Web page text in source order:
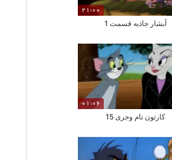
21:00
آبشار جاذبه قسمت 1
01:06
کارتون تام وجری 15